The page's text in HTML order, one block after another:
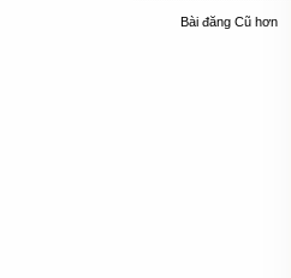
Bài đăng Cũ hơn